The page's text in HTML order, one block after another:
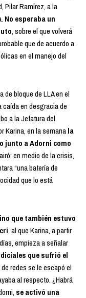
Pilar Ramírez, a la
No esperaba un
, sobre el que volverá
que de acuerdo a
en el manejo del
de bloque de LLA en el
caída en desgracia de
a la Jefatura del
Karina, en la semanala
junto a Adorni como
en medio de la crisis,
“una batería de
que lo está
que también estuvo
, al que Karina, a partir
empieza a señalar
que sufrió el
redes se le escapó el
al respecto. ¿Habrá
se activó una